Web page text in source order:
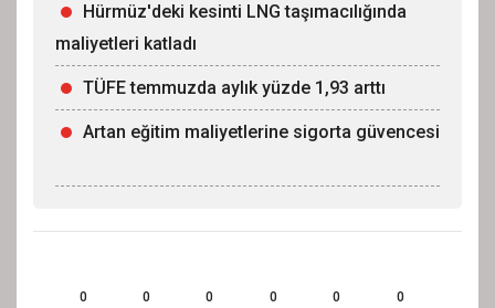
Hürmüz'deki kesinti LNG taşımacılığında
maliyetleri katladı
TÜFE temmuzda aylık yüzde 1,93 arttı
Artan eğitim maliyetlerine sigorta güvencesi
0 0 0 0 0 0